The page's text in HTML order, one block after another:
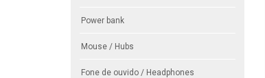
Power bank
Mouse / Hubs
Fone de ouvido / Headphones